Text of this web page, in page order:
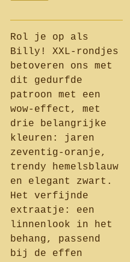
Rol je op als
Billy! XXL-rondjes
betoveren ons met
dit gedurfde
patroon met een
wow-effect, met
drie belangrijke
kleuren: jaren
zeventig-oranje,
trendy hemelsblauw
en elegant zwart.
Het verfijnde
extraatje: een
linnenlook in het
behang, passend
bij de effen